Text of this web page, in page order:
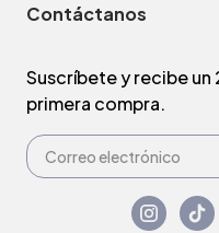
Contáctanos
Suscríbete y recibe
primera compra.